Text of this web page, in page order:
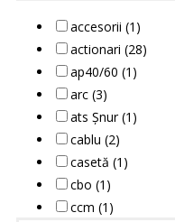
accesorii (1)
actionari (28)
ap40/60 (1)
arc (3)
ats Șnur (1)
cablu (2)
casetă (1)
cbo (1)
ccm (1)